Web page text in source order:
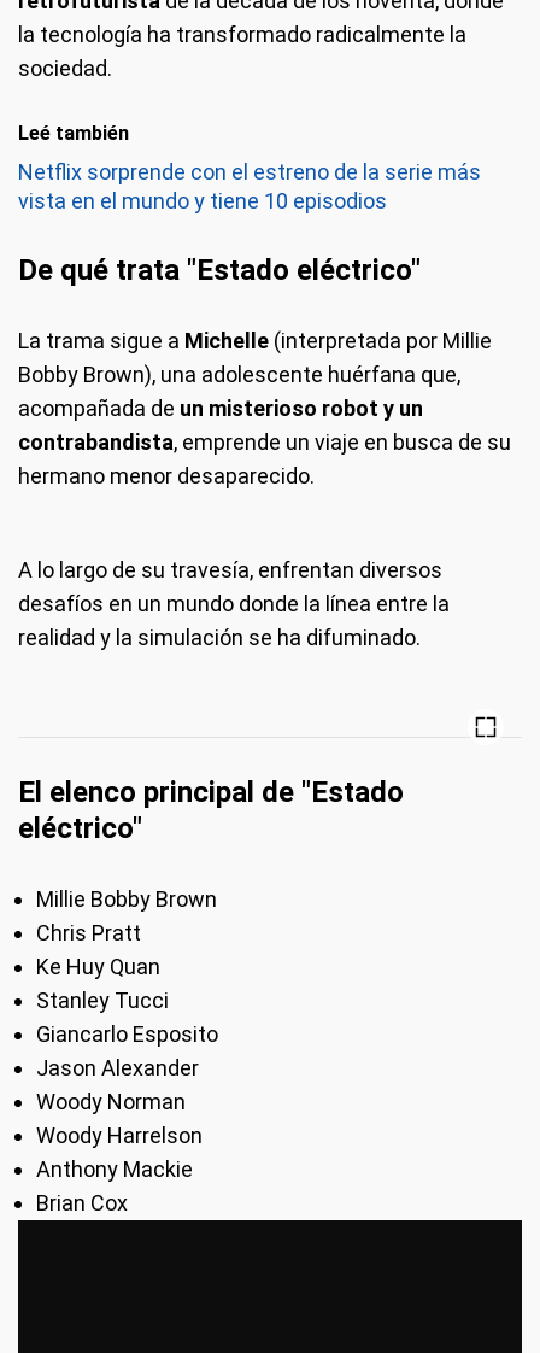
la tecnología ha transformado radicalmente la
sociedad.
Leé también
Netflix sorprende con el estreno de la serie más
vista en el mundo y tiene 10 episodios
De qué trata "Estado eléctrico"
La trama sigue a Michelle (interpretada por Millie
Bobby Brown), una adolescente huérfana que,
acompañada de un misterioso robot y un
contrabandista, emprende un viaje en busca de su
hermano menor desaparecido.
A lo largo de su travesía, enfrentan diversos
desafíos en un mundo donde la línea entre la
realidad y la simulación se ha difuminado.
El elenco principal de "Estado
eléctrico"
Millie Bobby Brown
Chris Pratt
Ke Huy Quan
Stanley Tucci
Giancarlo Esposito
Jason Alexander
Woody Norman
Woody Harrelson
Anthony Mackie
Brian Cox